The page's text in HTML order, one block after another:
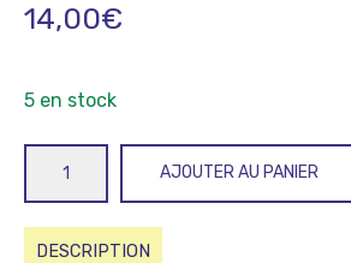
14,00€
5 en stock
cœur
AJOUTER AU PANIER
DESCRIPTION